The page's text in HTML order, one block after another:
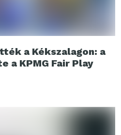
a Kékszalagon: a
a KPMG Fair Play